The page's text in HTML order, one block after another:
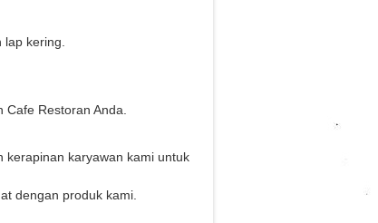
kering.
Restoran Anda.
kerapinan karyawan kami untuk
dengan produk kami.